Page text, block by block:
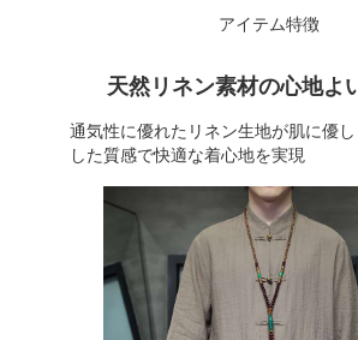
アイテム特徴
天然リネン素材の心地よ
通気性に優れたリネン生地が肌に優
した質感で快適な着心地を実現